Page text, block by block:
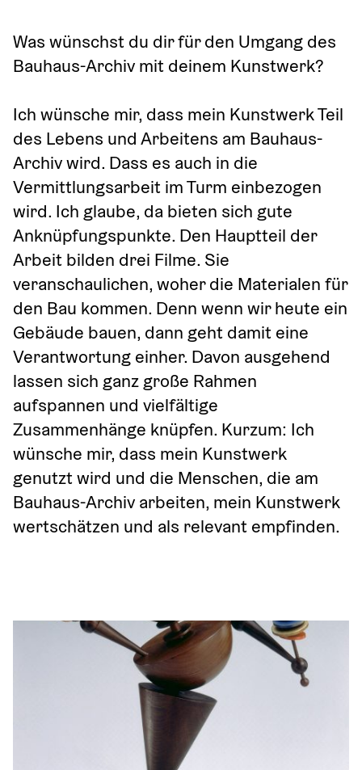
Was wünschst du dir für den Umgang des
Bauhaus-Archiv mit deinem Kunstwerk?
Ich wünsche mir, dass mein Kunstwerk Teil
des Lebens und Arbeitens am Bauhaus-
Archiv wird. Dass es auch in die
Vermittlungsarbeit im Turm einbezogen
wird. Ich glaube, da bieten sich gute
Anknüpfungspunkte. Den Hauptteil der
Arbeit bilden drei Filme. Sie
veranschaulichen, woher die Materialen für
den Bau kommen. Denn wenn wir heute ein
Gebäude bauen, dann geht damit eine
Verantwortung einher. Davon ausgehend
lassen sich ganz große Rahmen
aufspannen und vielfältige
Zusammenhänge knüpfen. Kurzum: Ich
wünsche mir, dass mein Kunstwerk
genutzt wird und die Menschen, die am
Bauhaus-Archiv arbeiten, mein Kunstwerk
wertschätzen und als relevant empfinden.